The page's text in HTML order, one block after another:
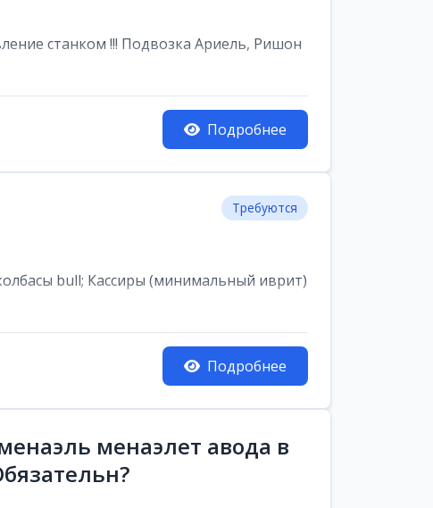
станком !!! Подвозка Ариель, Ришон
Подробнее
Требуются
bull; Кассиры (минимальный иврит)
Подробнее
менаэлет авода в